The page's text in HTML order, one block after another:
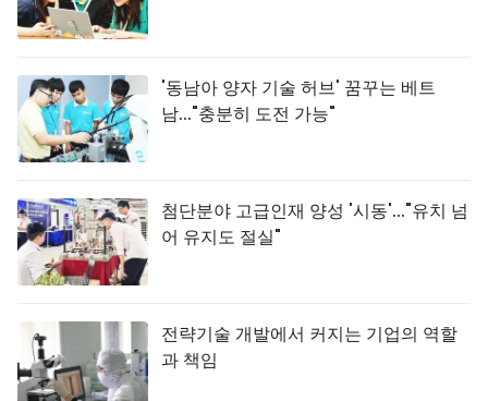
'동남아 양자 기술 허브' 꿈꾸는 베트
남..."충분히 도전 가능"
첨단분야 고급인재 양성 '시동'..."유치 넘
어 유지도 절실"
전략기술 개발에서 커지는 기업의 역할
과 책임